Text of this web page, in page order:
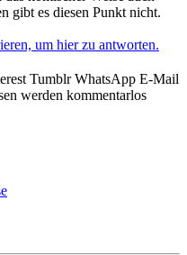
gibt es diesen Punkt nicht.
um hier zu antworten.
Tumblr WhatsApp E-Mail
werden kommentarlos